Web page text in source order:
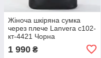
Жіноча шкіряна сумка
через плече Lanvera с102-
кт-4421 Чорна
1 990 ₴